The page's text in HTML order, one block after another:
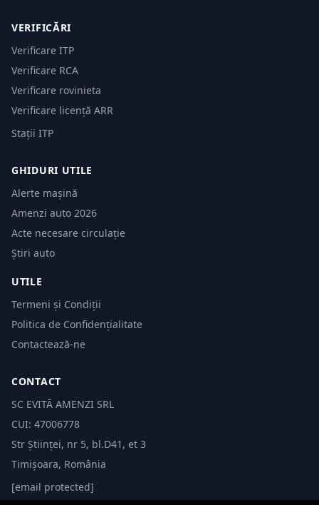
VERIFICĂRI
Verificare ITP
Verificare RCA
Verificare rovinieta
Verificare licență ARR
Stații ITP
GHIDURI UTILE
Alerte mașină
Amenzi auto 2026
Acte necesare circulație
Știri auto
UTILE
Termeni și Condiții
Politica de Confidențialitate
Contactează-ne
CONTACT
SC EVITĂ AMENZI SRL
CUI: 47006778
Str Științei, nr 5, bl.D41, et 3
Timișoara, România
[email protected]